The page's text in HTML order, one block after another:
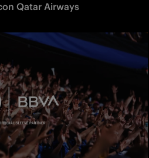
Qatar Airways